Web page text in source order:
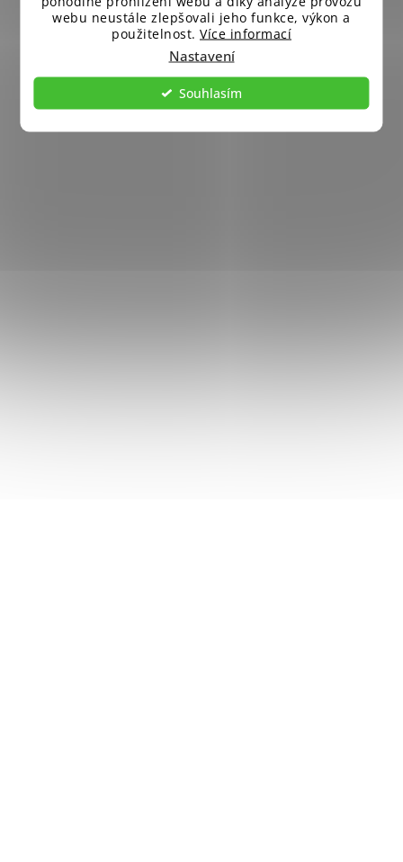
webu neustále zlepšovali jeho funkce, výkon a
použitelnost. Více informací
Nastavení
Souhlasím